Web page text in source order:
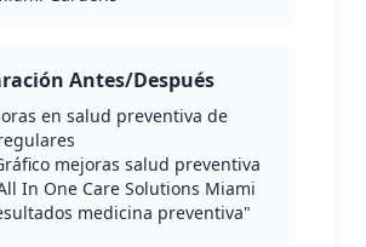
Antes/Después
en salud preventiva de
mejoras salud preventiva
In One Care Solutions Miami
medicina preventiva"